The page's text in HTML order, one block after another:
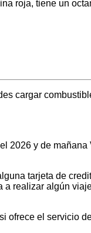
roja, tiene un
cargar
2026 y de mañana
tarjeta de
a realizar algún
ofrece el servicio